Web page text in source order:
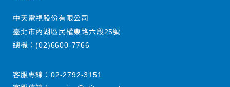
中天電視股份有限公司
臺北市內湖區民權東路六段25號
總機：(02)6600-7766
客服專線： 02-2792-3151